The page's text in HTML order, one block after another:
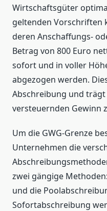
Wirtschaftsgüter
geltenden Vorschriften
deren Anschaffungs-
Betrag von 800 Euro
sofort und in voller
abgezogen werden.
Abschreibung und trägt
versteuernden Gewinn
Um die GWG-Grenze
Unternehmen die
zwei gängige
und die
Sofortabschreibung